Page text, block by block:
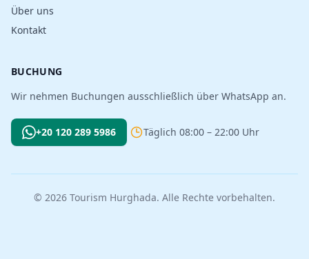
Über uns
Kontakt
BUCHUNG
Wir nehmen Buchungen ausschließlich über WhatsApp an.
+20 120 289 5986 Täglich 08:00 – 22:00 Uhr
© 2026 Tourism Hurghada. Alle Rechte vorbehalten.